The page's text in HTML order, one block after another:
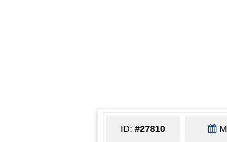
ID: #27810